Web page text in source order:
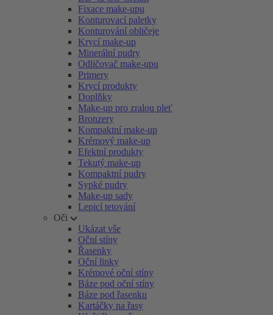
Fixace make-upu
Konturovací paletky
Konturování obličeje
Krycí make-up
Minerální pudry
Odličovač make-upu
Primery
Krycí produkty
Doplňky
Make-up pro zralou pleť
Bronzery
Kompaktní make-up
Krémový make-up
Efektní produkty
Tekutý make-up
Kompaktní pudry
Sypké pudry
Make-up sady
Lepicí tetování
Oči
Ukázat vše
Oční stíny
Řasenky
Oční linky
Krémové oční stíny
Báze pod oční stíny
Báze pod řasenku
Kartáčky na řasy